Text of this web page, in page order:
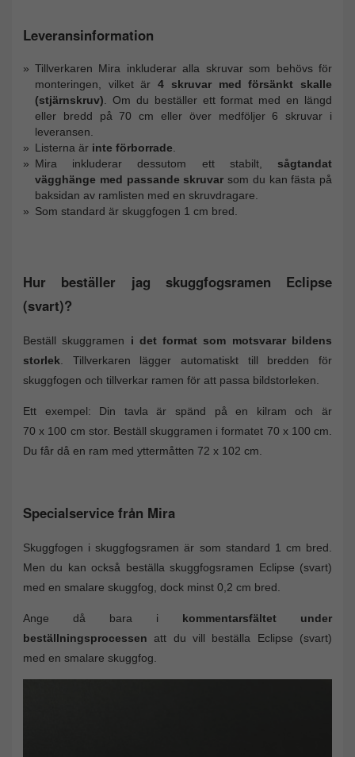
Leveransinformation
Tillverkaren Mira inkluderar alla skruvar som behövs för
monteringen, vilket är4 skruvar med försänkt skalle
(stjärnskruv) . Om du beställer ett format med en längd
eller bredd på 70 cm eller över medföljer 6 skruvar i
leveransen.
Listerna är inte förborrade
Mira inkluderar dessutom ett stabilt, sågtandat
vägghänge med passande skruvar som du kan fästa på
baksidan av ramlisten med en skruvdragare.
Som standard är skuggfogen 1 cm bred.
Hur beställer jag skuggfogsramen Eclipse
(svart)?
Beställ skuggramen i det format som motsvarar bildens
storlek . Tillverkaren lägger automatiskt till bredden för
skuggfogen och tillverkar ramen för att passa bildstorleken.
Ett exempel: Din tavla är spänd på en kilram och är
70 x 100 cm stor. Beställ skuggramen i formatet 70 x 100 cm.
Du får då en ram med yttermåtten 72 x 102 cm.
Specialservice från Mira
Skuggfogen i skuggfogsramen är som standard 1 cm bred.
Men du kan också beställa skuggfogsramen Eclipse (svart)
med en smalare skuggfog, dock minst 0,2 cm bred.
Ange då bara i kommentarsfältet under
beställningsprocessen att du vill beställa Eclipse (svart)
med en smalare skuggfog.